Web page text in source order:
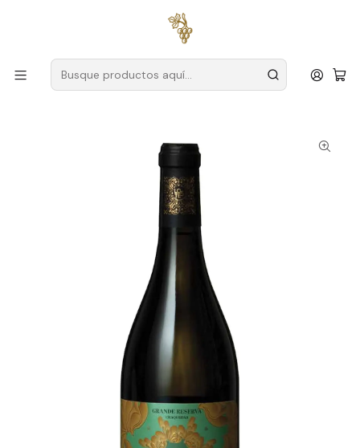
para pedidos superiores a
Productores Duero
Finca Chaquedas – Lote 5
Quinta das Chaquedas - Lote 5 Grande Reserva 2023
Douro Blanco 75cl